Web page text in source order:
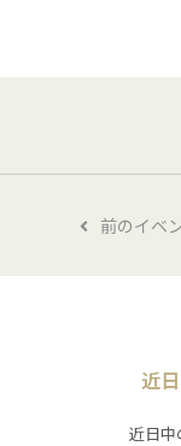
前のイベ
近
近日中